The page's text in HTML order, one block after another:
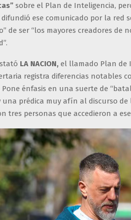
sobre el Plan de Inteligencia,
difundió ese comunicado por la red
de ser “los mayores creadores de
LA NACION, el llamado Plan de
registra diferencias notables
Pone énfasis en una suerte de
una prédica muy afín al discurso
tres personas que accedieron a